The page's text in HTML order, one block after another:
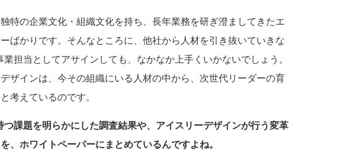
特の企業文化・組織文化を持ち、長年業務を研ぎ澄ましてきたエ
ばかりです。そんなところに、他社から人材を引き抜いていきな
担当としてアサインしても、なかなか上手くいかないでしょう。
ザインは、今その組織にいる人材の中から、次世代リーダーの育
考えているのです。
課題を明らかにした調査結果や、アイスリーデザインが行う変革
、ホワイトペーパーにまとめているんですよね。